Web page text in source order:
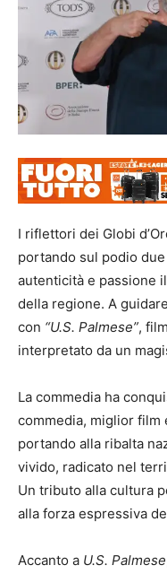
I riflettori dei Globi
portando sul podio
autenticità e passione
della regione. A
con “U.S. Palmese”,
interpretato da un
La commedia ha
commedia, miglior film
portando alla ribalta
vivido, radicato nel
Un tributo alla cultura
alla forza espressiva
Accanto a U.S. Palmese